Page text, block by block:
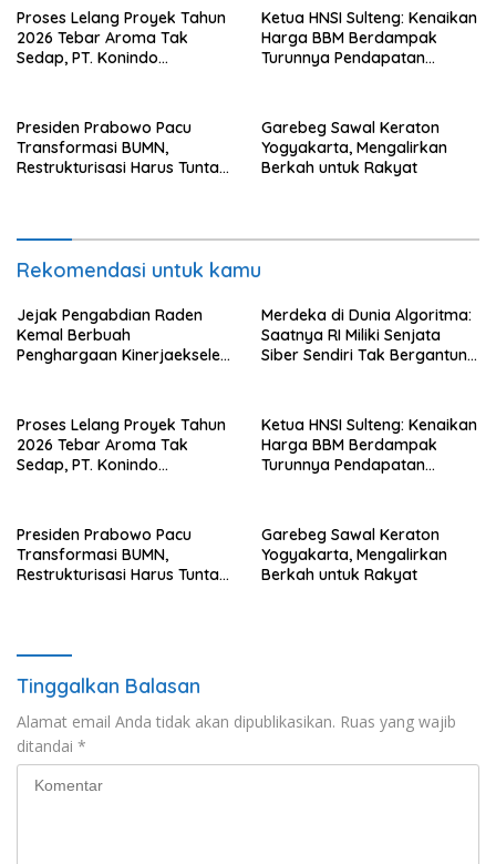
Proses Lelang Proyek Tahun
2026 Tebar Aroma Tak
Sedap, PT. Konindo
Ketua HNSI Sulteng: Kenaikan
Harga BBM Berdampak
Turunnya Pendapatan
Presiden Prabowo Pacu
Transformasi BUMN,
Restrukturisasi Harus Tuntas
Garebeg Sawal Keraton
Yogyakarta, Mengalirkan
Berkah untuk Rakyat
Rekomendasi untuk kamu
Jejak Pengabdian Raden
Kemal Berbuah
Penghargaan Kinerjaekselen
Merdeka di Dunia Algoritma:
Saatnya RI Miliki Senjata
Siber Sendiri Tak Bergantung
Proses Lelang Proyek Tahun
2026 Tebar Aroma Tak
Sedap, PT. Konindo
Ketua HNSI Sulteng: Kenaikan
Harga BBM Berdampak
Turunnya Pendapatan
Presiden Prabowo Pacu
Transformasi BUMN,
Restrukturisasi Harus Tuntas
Garebeg Sawal Keraton
Yogyakarta, Mengalirkan
Berkah untuk Rakyat
Tinggalkan Balasan
Alamat email Anda tidak akan dipublikasikan. Ruas yang wajib
ditandai *